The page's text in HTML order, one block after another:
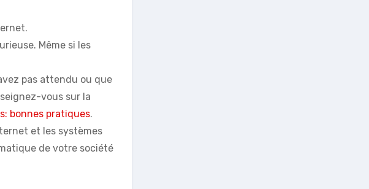
Même si les
pas attendu ou que
vous sur la
bonnes pratiques.
et les systèmes
de votre société